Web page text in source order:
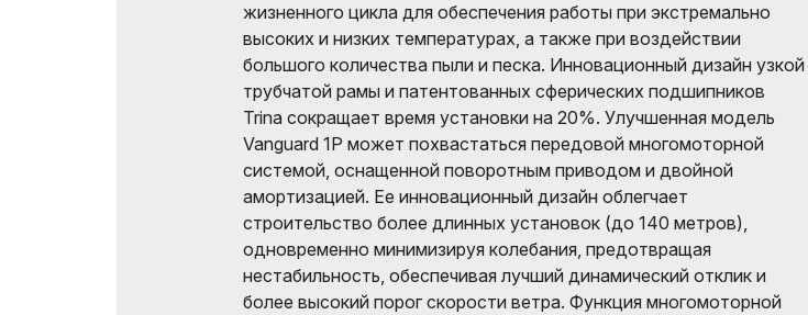
жизненного цикла для обеспечения работы при экстремально
высоких и низких температурах, а также при воздействии
большого количества пыли и песка. Инновационный дизайн узкой
трубчатой рамы и патентованных сферических подшипников
Trina сокращает время установки на 20%. Улучшенная модель
Vanguard 1P может похвастаться передовой многомоторной
системой, оснащенной поворотным приводом и двойной
амортизацией. Ее инновационный дизайн облегчает
строительство более длинных установок (до 140 метров),
одновременно минимизируя колебания, предотвращая
нестабильность, обеспечивая лучший динамический отклик и
более высокий порог скорости ветра. Функция многомоторной